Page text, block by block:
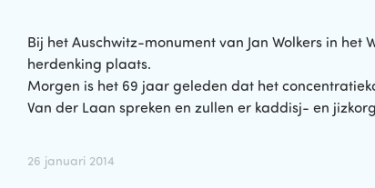
Bij het Auschwitz-monument van Jan Wolkers in
herdenking plaats.
Morgen is het 69 jaar geleden dat het
Van der Laan spreken en zullen er kaddisj- en
26 januari 2014